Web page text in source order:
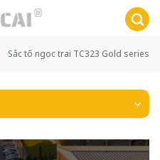
Sắc tố ngọc trai TC323 Gold series